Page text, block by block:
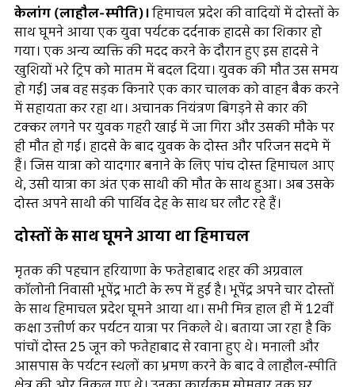
केलांग (लाहौल-स्पीति)।हिमाचल प्रदेश की वादियों में दोस्तों के
साथ घूमने आया एक युवा पर्यटक दर्दनाक हादसे का शिकार हो
गया। एक अन्य व्यक्ति की मदद करने के दौरान हुए इस हादसे ने
खुशियों भरे ट्रिप को मातम में बदल दिया। युवक की मौत उस समय
हो गई] जब वह सड़क किनारे एक कार चालक को वाहन बैक करने
में सहायता कर रहा था। अचानक नियंत्रण बिगड़ने से कार की
टक्कर लगने पर युवक गहरी खाई में जा गिरा और उसकी मौके पर
ही मौत हो गई। हादसे के बाद युवक के दोस्त और परिजन सदमे में
हैं। जिस यात्रा को यादगार बनाने के लिए पांच दोस्त हिमाचल आए
थे, उसी यात्रा का अंत एक साथी की मौत के साथ हुआ। अब उसके
दोस्त अपने साथी की पार्थिव देह के साथ घर लौट रहे हैं।
दोस्तों के साथ घूमने आया था हिमाचल
मृतक की पहचान हरियाणा के फतेहाबाद शहर की अग्रवाल
कॉलोनी निवासी भूपेंद्र भाटी के रूप में हुई है। भूपेंद्र अपने चार दोस्तों
के साथ हिमाचल प्रदेश घूमने आया था। सभी मित्र हाल ही में 12वीं
कक्षा उत्तीर्ण कर पर्यटन यात्रा पर निकले थे। बताया जा रहा है कि
पांचों दोस्त 25 जून को फतेहाबाद से रवाना हुए थे। मनाली और
आसपास के पर्यटन स्थलों का भ्रमण करने के बाद वे लाहौल-स्पीति